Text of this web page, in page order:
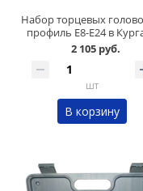
Набор торцевых
профиль Е8-Е24 в
2 105 руб.
шт
В корзину